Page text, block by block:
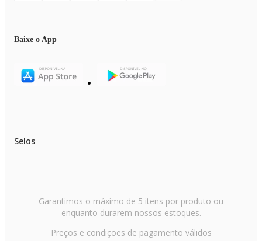
Baixe o App
Selos
Garantimos o máximo de 5 itens por produto ou
enquanto durarem nossos estoques.
Preços e condições de pagamento válidos